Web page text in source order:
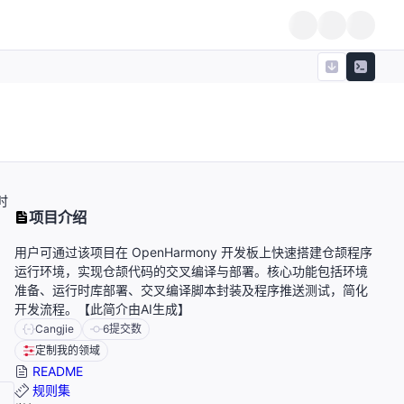
项目介绍
用户可通过该项目在 OpenHarmony 开发板上快速搭建仓颉程序
运行环境，实现仓颉代码的交叉编译与部署。核心功能包括环境
准备、运行时库部署、交叉编译脚本封装及程序推送测试，简化
开发流程。【此简介由AI生成】
Cangjie 6提交数
定制我的领域
README
规则集